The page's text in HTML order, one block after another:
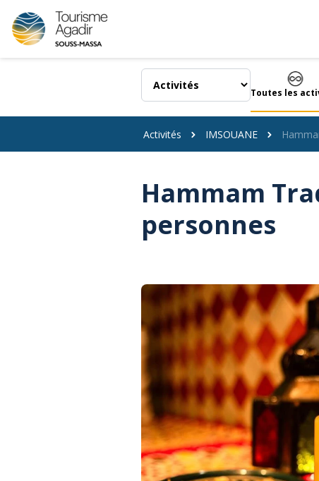
Panneau de gestion des cookies
Toutes les
Activités IMSOUANE
Hammam
personnes